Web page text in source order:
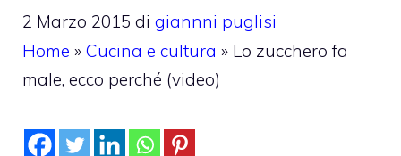
2 Marzo 2015 di giannni puglisi
Home » Cucina e cultura » Lo zucchero fa
male, ecco perché (video)